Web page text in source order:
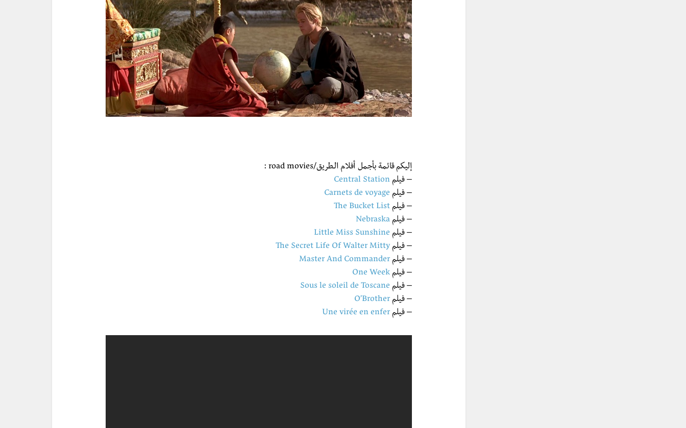
إليكم قائمة بأجمل أفلام الـطريق/road movies :
– فيلم Central Station
– فيلم Carnets de voyage
– فيلم The Bucket List
– فيلم Nebraska
– فيلم Little Miss Sunshine
– فيلمThe Secret Life Of Walter Mitty
– فيلم Master And Commander
– فيلم One Week
– فيلم Sous le soleil de Toscane
– فيلم O’Brother
– فيلم Une virée en enfer